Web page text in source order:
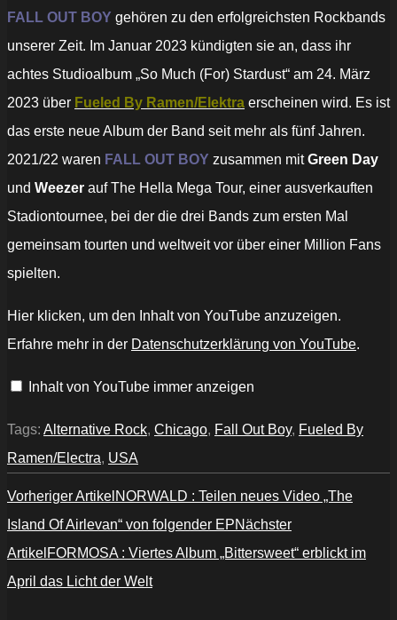
FALL OUT BOY gehören zu den erfolgreichsten Rockbands
unserer Zeit. Im Januar 2023 kündigten sie an, dass ihr
achtes Studioalbum „So Much (For) Stardust“ am 24. März
2023 über Fueled By Ramen/Elektra erscheinen wird. Es ist
das erste neue Album der Band seit mehr als fünf Jahren.
2021/22 waren FALL OUT BOY zusammen mitGreen Day
und Weezer auf The Hella Mega Tour, einer ausverkauften
Stadiontournee, bei der die drei Bands zum ersten Mal
gemeinsam tourten und weltweit vor über einer Million Fans
spielten.
„Fall
Out
–
The
(Official
Video)“
von
YouTube
Hier klicken, um den Inhalt von YouTube anzuzeigen.
Erfahre mehr in der Datenschutzerklärung von YouTube.
Inhalt von YouTube immer anzeigen
Tags: Alternative Rock, Chicago, Fall Out Boy, Fueled By
Ramen/Electra, USA
Vorheriger Artikel NORWALD : Teilen neues Video „The
Island Of Airlevan“ von folgender EPNächster
Artikel FORMOSA : Viertes Album „Bittersweet“ erblickt im
April das Licht der Welt